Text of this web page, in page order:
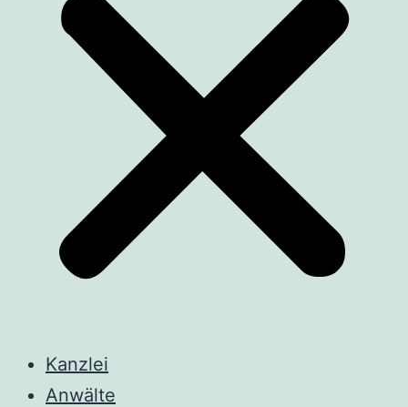
Kanzlei
Anwälte